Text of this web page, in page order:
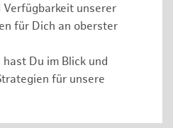
Verfügbarkeit unserer
für Dich an oberster
hast Du im Blick und
für unsere